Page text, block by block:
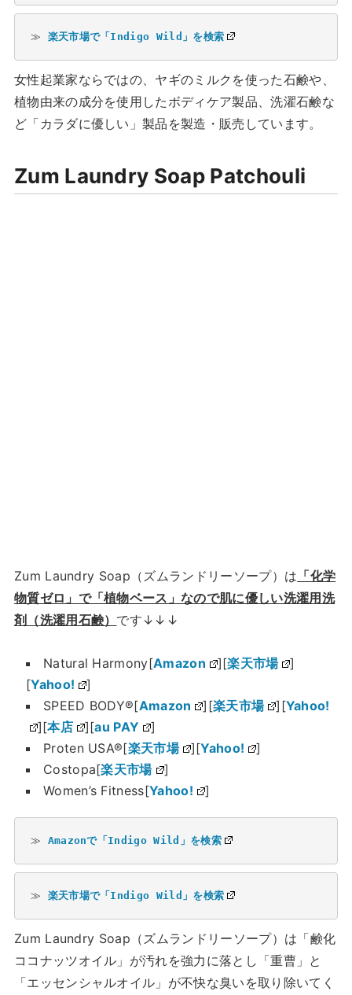
≫ 楽天市場で「Indigo Wild」を検索
女性起業家ならではの、ヤギのミルクを使った石鹸や、
植物由来の成分を使用したボディケア製品、洗濯石鹸な
ど「カラダに優しい」製品を製造・販売しています。
Zum Laundry Soap Patchouli
Zum Laundry Soap（ズムランドリーソープ）は 「化学
物質ゼロ」で「植物ベース」なので肌に優しい洗濯用洗
剤（洗濯用石鹸） です↓↓↓
Natural Harmony[Amazon ][楽天市場
]
[Yahoo!
]
SPEED BODY®[Amazon ][楽天市場 ][Yahoo!
][本店 ][au PAY
]
Proten USA®[楽天市場 ][Yahoo!
]
Costopa[楽天市場
]
Women’s Fitness[Yahoo! ]
≫ Amazonで「Indigo Wild」を検索
≫ 楽天市場で「Indigo Wild」を検索
Zum Laundry Soap（ズムランドリーソープ）は「鹸化
ココナッツオイル」が汚れを強力に落とし「重曹」と
「エッセンシャルオイル」が不快な臭いを取り除いてく